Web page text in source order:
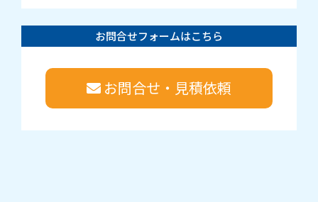
お問合せフォームはこちら
お問合せ・見積依頼